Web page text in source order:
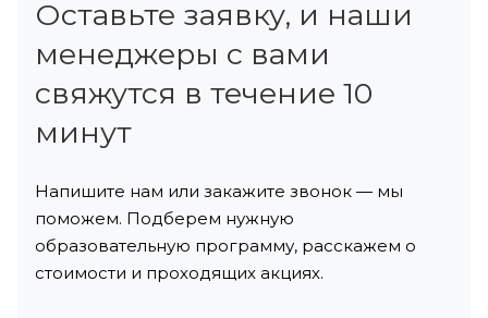
Оставьте заявку, и наши
менеджеры с вами
свяжутся в течение 10
минут
Напишите нам или закажите звонок — мы
поможем. Подберем нужную
образовательную программу, расскажем о
стоимости и проходящих акциях.